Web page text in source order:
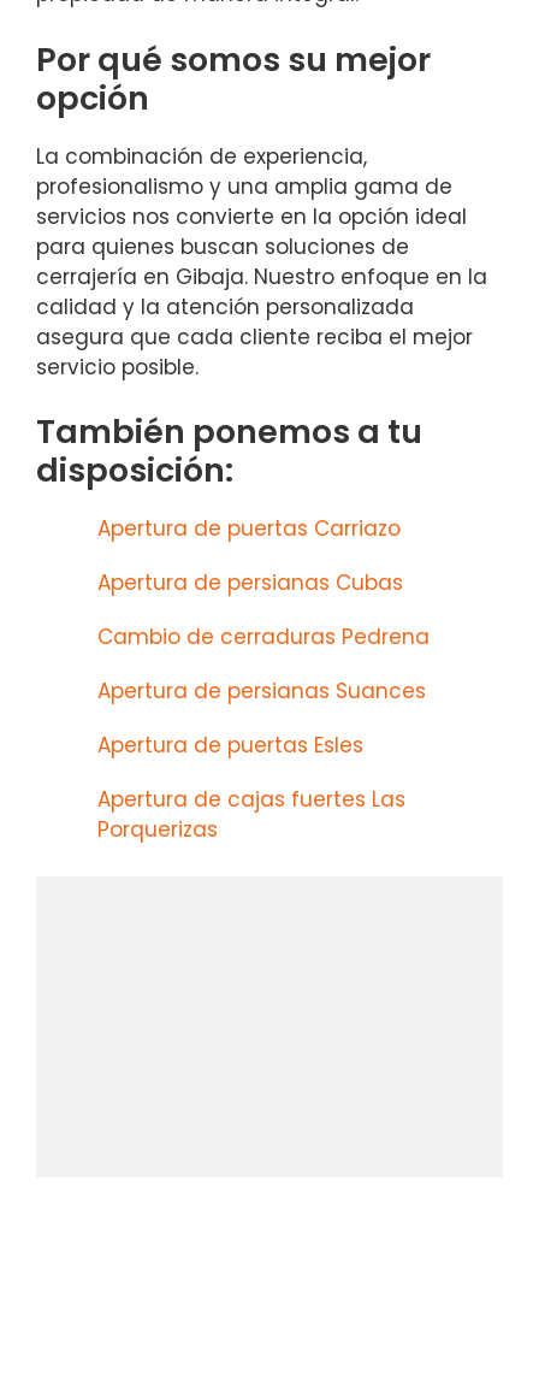
Por qué somos su mejor
opción
La combinación de experiencia,
profesionalismo y una amplia gama de
servicios nos convierte en la opción ideal
para quienes buscan soluciones de
cerrajería en Gibaja. Nuestro enfoque en la
calidad y la atención personalizada
asegura que cada cliente reciba el mejor
servicio posible.
También ponemos a tu
disposición:
Apertura de puertas Carriazo
Apertura de persianas Cubas
Cambio de cerraduras Pedrena
Apertura de persianas Suances
Apertura de puertas Esles
Apertura de cajas fuertes Las
Porquerizas